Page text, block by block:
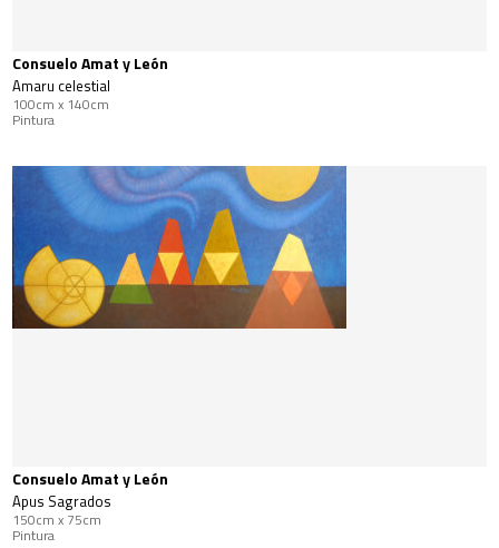
Consuelo Amat y León
Amaru celestial
100cm x 140cm
Pintura
Consuelo Amat y León
Apus Sagrados
150cm x 75cm
Pintura